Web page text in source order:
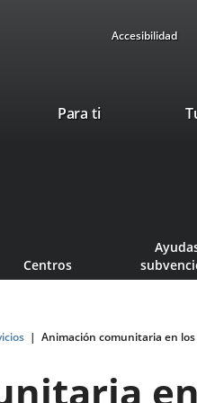
Accesibilidad
Para ti
Centros
Animación comunitaria en los